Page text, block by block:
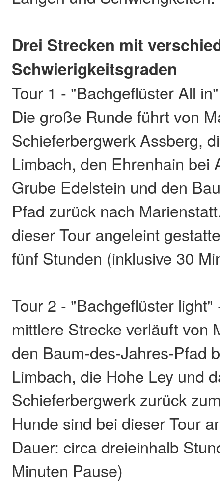
Drei Strecken mit
Schwierigkeitsgraden
Tour 1 - "Bachgeflüster All
Die große Runde führt von
Schieferbergwerk Assberg,
Limbach, den Ehrenhain bei
Grube Edelstein und den
Pfad zurück nach
dieser Tour angeleint
fünf Stunden (inklusive 30
Tour 2 - "Bachgeflüster
mittlere Strecke verläuft von
den Baum-des-Jahres-Pfad
Limbach, die Hohe Ley und
Schieferbergwerk zurück
Hunde sind bei dieser Tour
Dauer: circa dreieinhalb
Minuten Pause)